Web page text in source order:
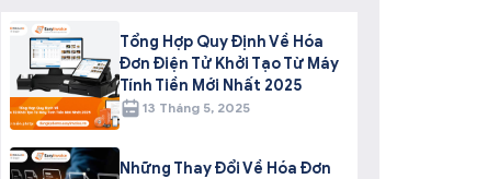
Tổng Hợp Quy Định Về Hóa
Đơn Điện Tử Khởi Tạo Từ Máy
Tính Tiền Mới Nhất 2025
13 Tháng 5, 2025
Những Thay Đổi Về Hóa Đơn